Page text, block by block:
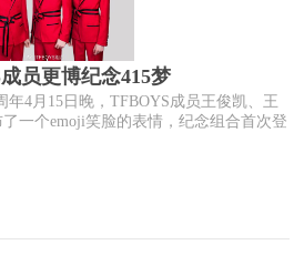
员更博纪念415梦
年4月15日晚，TFBOYS成员王俊凯、王
一个emoji笑脸的表情，纪念组合首次登